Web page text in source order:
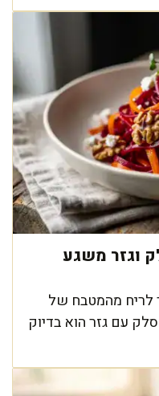
וגזר משגע
לריח מהמטבח של
עם גזר הוא בדיוק